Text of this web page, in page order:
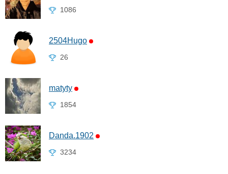
1086
2504Hugo
26
matyty
1854
Danda.1902
3234